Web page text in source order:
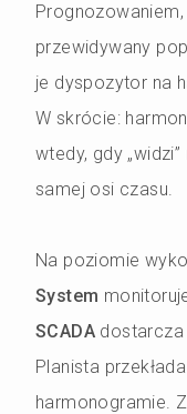
przewidywany
je dyspozytor na
W skrócie:
wtedy, gdy
samej osi czasu.
Na poziomie
System
SCADA dostarcza
Planista
harmonogramie.